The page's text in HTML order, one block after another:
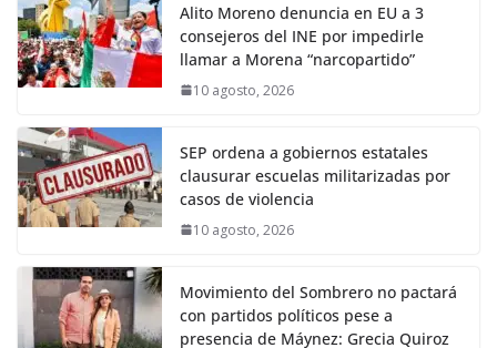
Alito Moreno denuncia en EU a 3
consejeros del INE por impedirle
llamar a Morena “narcopartido”
10 agosto, 2026
SEP ordena a gobiernos estatales
clausurar escuelas militarizadas por
casos de violencia
10 agosto, 2026
Movimiento del Sombrero no pactará
con partidos políticos pese a
presencia de Máynez: Grecia Quiroz